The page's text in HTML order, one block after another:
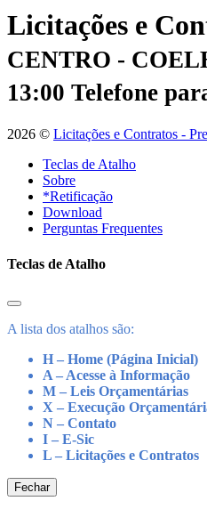
Licitações e
CENTRO -
13:00 Telefone
2026 © Licitações e Contratos -
Teclas de Atalho
Sobre
*Retificação
Download
Perguntas Frequentes
Teclas de Atalho
A lista dos atalhos são:
H – Home (Página Inicial)
A – Acesse à Informação
M – Leis Orçamentárias
X – Execução
N – Contato
I – E-Sic
L – Licitações e Contratos
Fechar